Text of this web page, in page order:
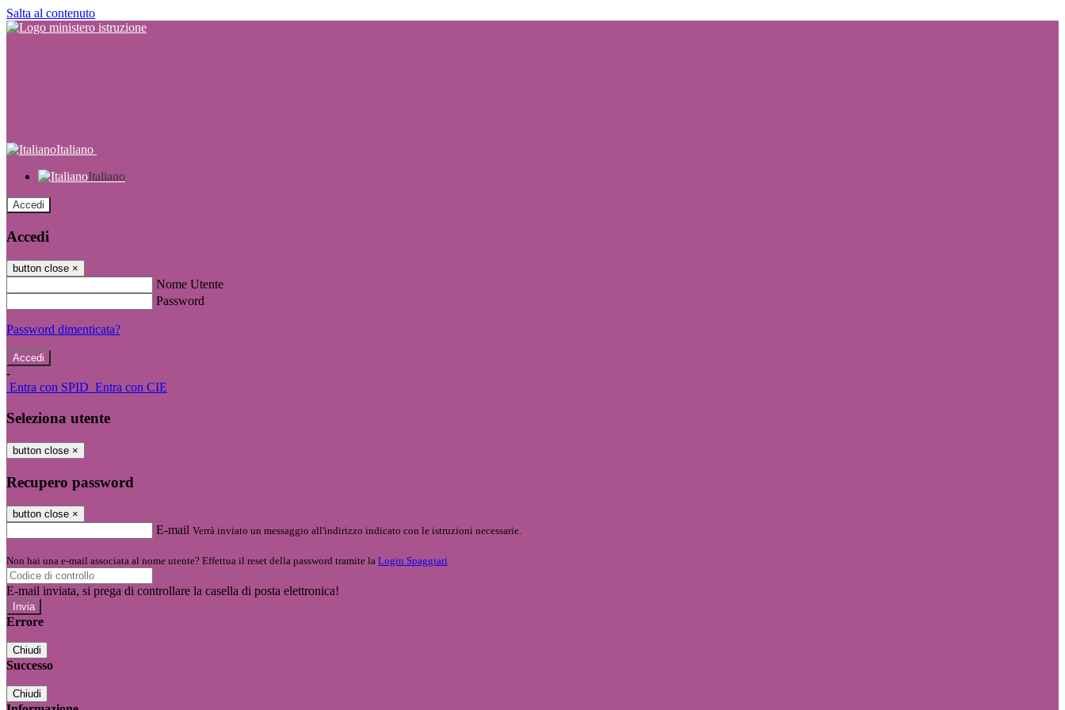
Salta al contenuto
Italiano
Italiano
Accedi
Accedi
button close ×
Nome Utente
Password
Password dimenticata?
-
Entra con SPID Entra con CIE
Seleziona utente
button close ×
Recupero password
button close ×
E-mail Verrà inviato un messaggio all'indirizzo indicato con le istruzioni necessarie.
Non hai una e-mail associata al nome utente? Effettua il reset della password tramite la Login Spaggiari
E-mail inviata, si prega di controllare la casella di posta elettronica!
Errore
Chiudi
Successo
Chiudi